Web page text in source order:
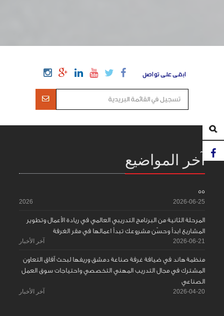
ابقى على تواصل
آخر المواضيع
55
2026-06-25
2026
المرحلة الثانية من البرنامج التدريبي العالمي في ريادة الأعمال وتطوير
المشاريع ابدأ وحسّن مشروعك تبدأ اعمالها في مقر الغرفة
2026-06-21 آخر الأخبار
منظمة هاند في ضيافة غرفة صناعة دمشق وريفها لبحث آفاق التعاون
المشترك في مجال التدريب المهني التخصصي واحتياجات سوق العمل
الصناعي
2026-04-20 آخر الأخبار